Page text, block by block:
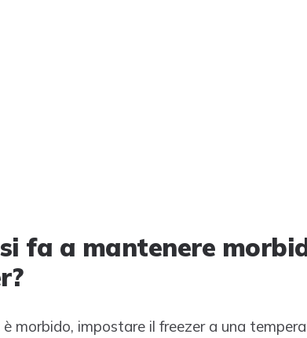
si fa a mantenere
morbido, impostare il freezer a una